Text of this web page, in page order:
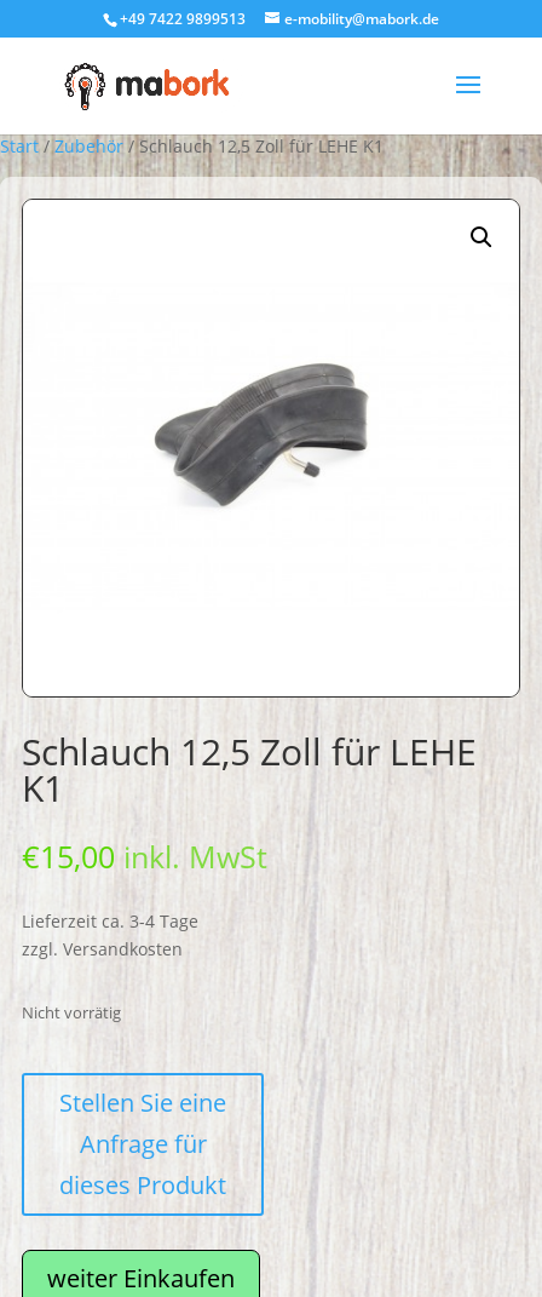
+49 7422 9899513 e-mobility@mabork.de
Start/Zubehör / Schlauch 12,5 Zoll für LEHE K1
Schlauch 12,5 Zoll für LEHE
K1
€15,00 inkl. MwSt
Lieferzeit ca. 3-4 Tage
zzgl. Versandkosten
Nicht vorrätig
weiter Einkaufen